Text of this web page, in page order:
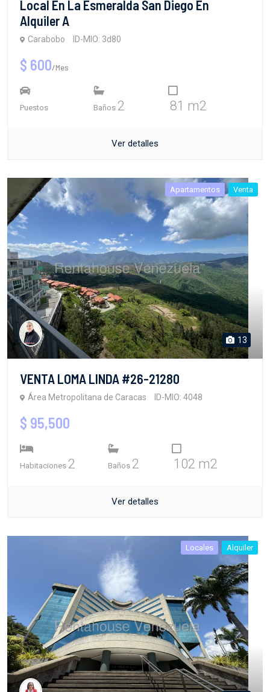
Local En La Esmeralda San Diego En
Alquiler A
Carabobo ID-MIO: 3d80
$ 600/Mes
Puestos Baños 2 81 m2
Ver detalles
Apartamentos Venta
13
VENTA LOMA LINDA #26-21280
Área Metropolitana de Caracas ID-MIO: 4048
$ 95,500
Habitaciones 2 Baños 2 102 m2
Ver detalles
Locales Alquiler